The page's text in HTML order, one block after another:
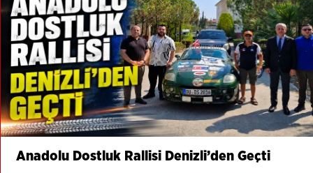
Anadolu Dostluk Rallisi Denizli’den Geçti